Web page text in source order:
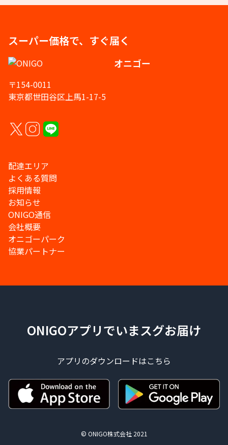
スーパー価格で、すぐ届く
オニゴー
〒154-0011
東京都世田谷区上馬1-17-5
配達エリア
よくある質問
採用情報
お知らせ
ONIGO通信
会社概要
オニゴーパーク
協業パートナー
ONIGOアプリでいまスグお届け
アプリのダウンロードはこちら
© ONIGO株式会社 2021